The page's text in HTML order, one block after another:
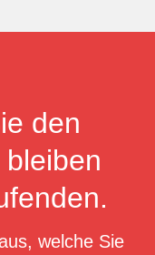
den
welche Sie